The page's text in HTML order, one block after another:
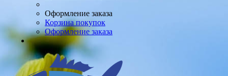
Оформление заказа
Корзина покупок
Оформление заказа